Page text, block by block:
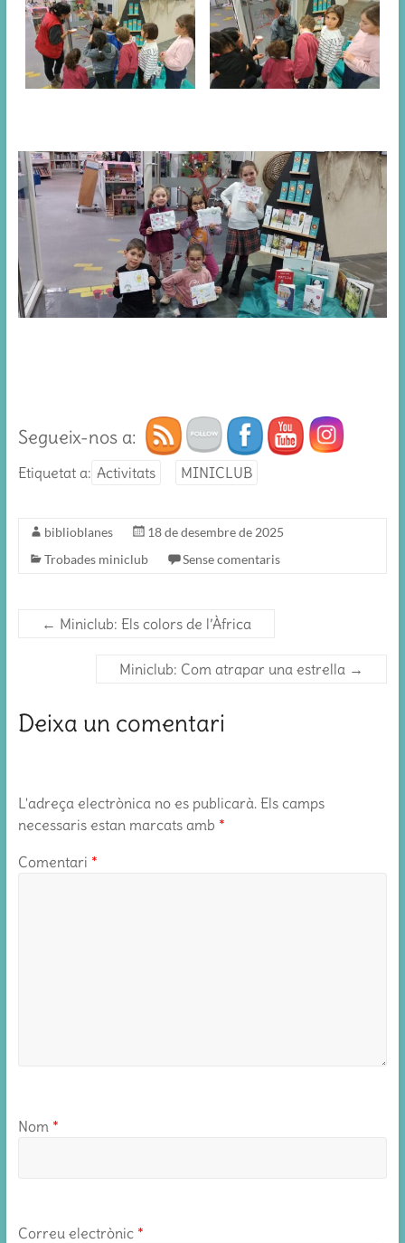
Segueix-nos a:
Etiquetat a: Activitats MINICLUB
biblioblanes
18 de desembre de 2025
Trobades miniclub
Sense comentaris
← Miniclub: Els colors de l’Àfrica
Miniclub: Com atrapar una estrella →
Deixa un comentari
L'adreça electrònica no es publicarà. Els camps
necessaris estan marcats amb *
Comentari *
Nom *
Correu electrònic *